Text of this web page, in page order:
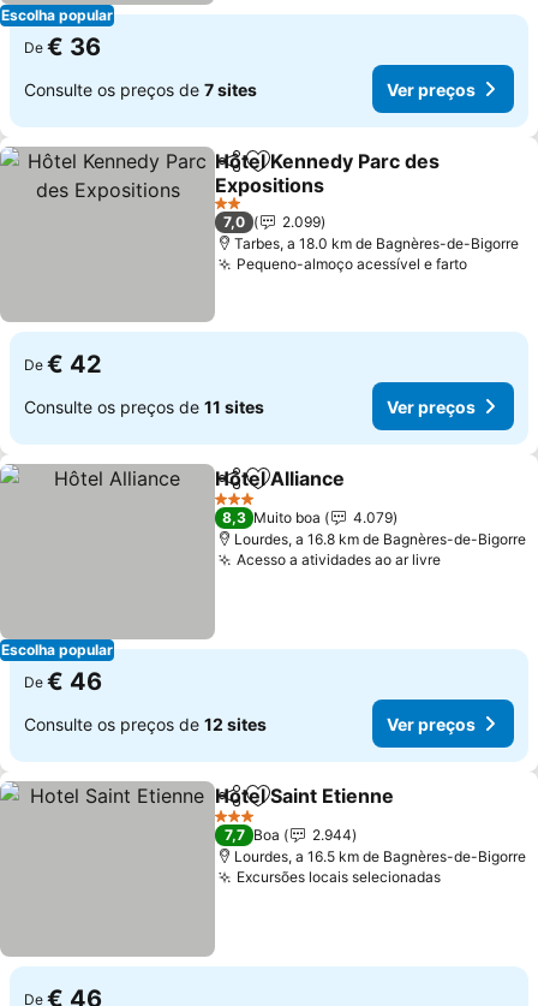
Escolha popular
De € 36
Consulte os preços de 7 sites Ver preços
PartilharAdicionar aos favoritos
Hôtel Kennedy Parc des
Expositions
Ver preços
2 Estrelas
7,0
2.099
Tarbes, a 18.0 km de Bagnères-de-Bigorre
Pequeno-almoço acessível e fartoVer
De € 42
Consulte os preços de 11 sites Ver preços
Escolha popular
PartilharAdicionar aos favoritos
Hôtel Alliance
3 Estrelas
8,3 Muito boa
4.079
Lourdes, a 16.8 km de Bagnères-de-Bigorre
Acesso a atividades ao ar livreVer preços
De € 46
Consulte os preços de 12 sites Ver preços
PartilharAdicionar aos favoritos
Hotel Saint Etienne
3 Estrelas
7,7 Boa
2.944
Lourdes, a 16.5 km de Bagnères-de-Bigorre
Excursões locais selecionadasVer preços
De € 46